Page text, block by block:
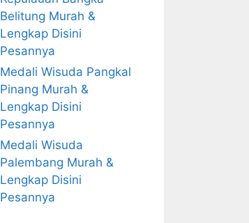
Belitung Murah &
Lengkap Disini
Pesannya
Medali Wisuda Pangkal
Pinang Murah &
Lengkap Disini
Pesannya
Medali Wisuda
Palembang Murah &
Lengkap Disini
Pesannya